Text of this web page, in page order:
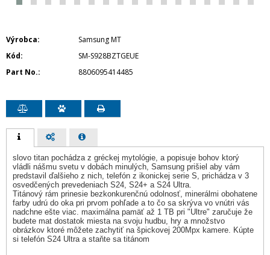
Výrobca
Samsung MT
Kód
SM-S928BZTGEUE
Part No.
8806095414485
slovo titan pochádza z gréckej mytológie, a popisuje bohov ktorý
vládli nášmu svetu v dobách minulých, Samsung prišiel aby vám
predstavil ďalšieho z nich, telefón z ikonickej serie S, prichádza v 3
osvedčených prevedeniach S24, S24+ a S24 Ultra.
Titánový rám prinesie bezkonkurenčnú odolnosť, minerálmi obohatene
farby udrú do oka pri prvom pohľade a to čo sa skrýva vo vnútri vás
nadchne ešte viac. maximálna pamäť až 1 TB pri "Ultre" zaručuje že
budete mat dostatok miesta na svoju hudbu, hry a množstvo
obrázkov ktoré môžete zachytiť na špickovej 200Mpx kamere. Kúpte
si telefón S24 Ultra a staňte sa titánom